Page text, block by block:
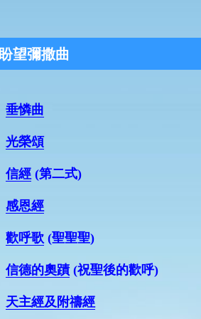
盼望彌撒曲
垂憐曲
光榮頌
信經(第二式)
感恩經
歡呼歌(聖聖聖)
信德的奧蹟(祝聖後的歡呼)
天主經及附禱經